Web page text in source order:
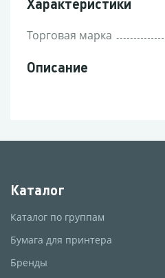
Торговая марка
Описание
Каталог
Каталог по группам
Бумага для принтера
Бренды